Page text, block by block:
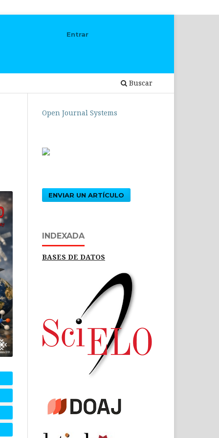
Buscar
Entrar
Open Journal Systems
ENVIAR UN ARTÍCULO
INDEXADA
BASES DE DATOS